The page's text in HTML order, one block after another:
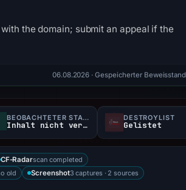
the domain; submit an appeal if the
06.08.2026 · Gespeicherter Beweisstand
BEOBACHTETER STATUS
Inhalt nicht verfügbar
DESTROYLIST
Gelistet
CF-Radarscan completed
old Screenshot3 captures · 2 sources